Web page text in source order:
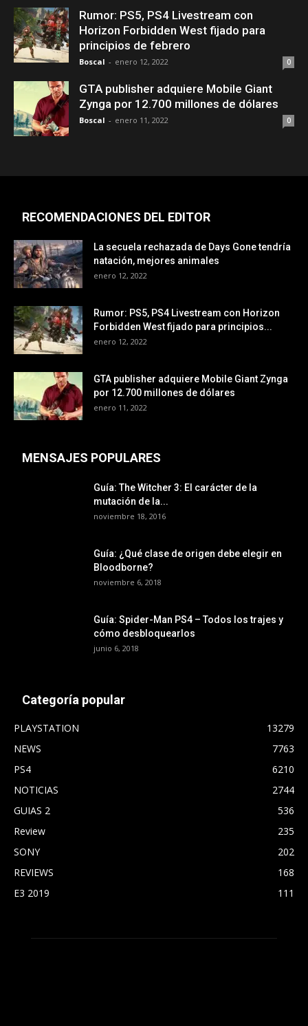
Rumor: PS5, PS4 Livestream con
Horizon Forbidden West fijado para
principios de febrero
Boscal - enero 12, 2022 0
GTA publisher adquiere Mobile Giant
Zynga por 12.700 millones de dólares
Boscal - enero 11, 2022 0
RECOMENDACIONES DEL EDITOR
La secuela rechazada de Days Gone tendría
natación, mejores animales
enero 12, 2022
Rumor: PS5, PS4 Livestream con Horizon
Forbidden West fijado para principios...
enero 12, 2022
GTA publisher adquiere Mobile Giant Zynga
por 12.700 millones de dólares
enero 11, 2022
MENSAJES POPULARES
Guía: The Witcher 3: El carácter de la
mutación de la...
noviembre 18, 2016
Guía: ¿Qué clase de origen debe elegir en
Bloodborne?
noviembre 6, 2018
Guía: Spider-Man PS4 – Todos los trajes y
cómo desbloquearlos
junio 6, 2018
Categoría popular
PLAYSTATION
13279
NEWS
7763
PS4
6210
NOTICIAS
2744
GUIAS 2
536
Review
235
SONY
202
REVIEWS
168
E3 2019
111